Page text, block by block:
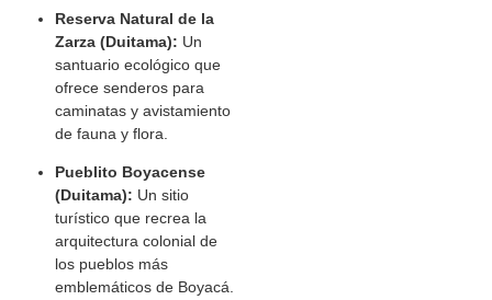
Reserva Natural de la
Zarza (Duitama): Un
santuario ecológico que
ofrece senderos para
caminatas y avistamiento
de fauna y flora.
Pueblito Boyacense
(Duitama): Un sitio
turístico que recrea la
arquitectura colonial de
los pueblos más
emblemáticos de Boyacá.